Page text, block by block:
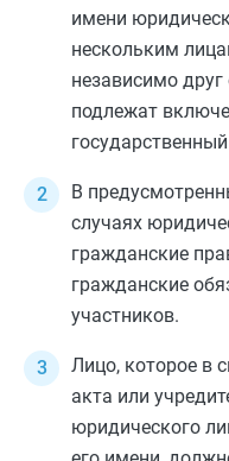
имени
нескольким
независимо
подлежат
В
случаях
гражданские
гражданские
участников.
Лицо, которое в
акта или
юридического